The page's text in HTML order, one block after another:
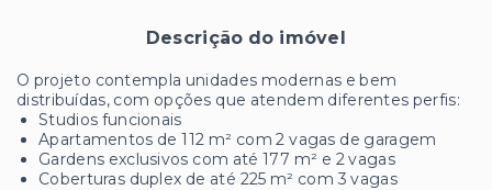
Descrição do imóvel
O projeto contempla unidades modernas e bem
distribuídas, com opções que atendem diferentes perfis:
Studios funcionais
Apartamentos de 112 m² com 2 vagas de garagem
Gardens exclusivos com até 177 m² e 2 vagas
Coberturas duplex de até 225 m² com 3 vagas